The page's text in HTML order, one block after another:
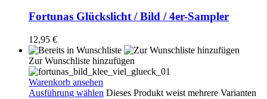
Fortunas Glückslicht / Bild / 4er-Sampler
12,95 €
Zur Wunschliste hinzufügen
Warenkorb ansehen
Ausführung wählen Dieses Produkt weist mehrere Varianten